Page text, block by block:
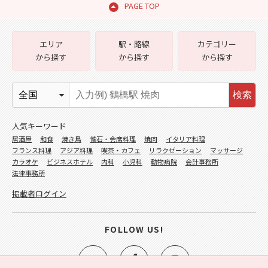
PAGE TOP
エリア
から探す
駅・路線
から探す
カテゴリー
から探す
検索
人気キーワード
居酒屋 和食 焼き鳥 懐石・会席料理 焼肉
イタリア料理
フランス料理
アジア料理 喫茶・カフェ リラクゼーション
マッサージ
カラオケ
ビジネスホテル 内科 小児科 動物病院
会計事務所
法律事務所
掲載者ログイン
FOLLOW US!